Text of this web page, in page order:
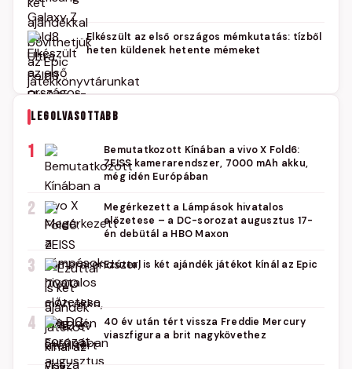
Elkészült az első országos mémkutatás: tízből
heten küldenek hetente mémeket
LEGOLVASOTTABB
1
Bemutatkozott Kínában a vivo X Fold6:
ZEISS kamerarendszer, 7000 mAh akku,
még idén Európában
2
Megérkezett a Lámpások hivatalos
előzetese – a DC-sorozat augusztus 17-
én debütál a HBO Maxon
3 Ezúttal is két ajándék játékot kínál az Epic
4
40 év után tért vissza Freddie Mercury
viaszfigura a brit nagykövethez